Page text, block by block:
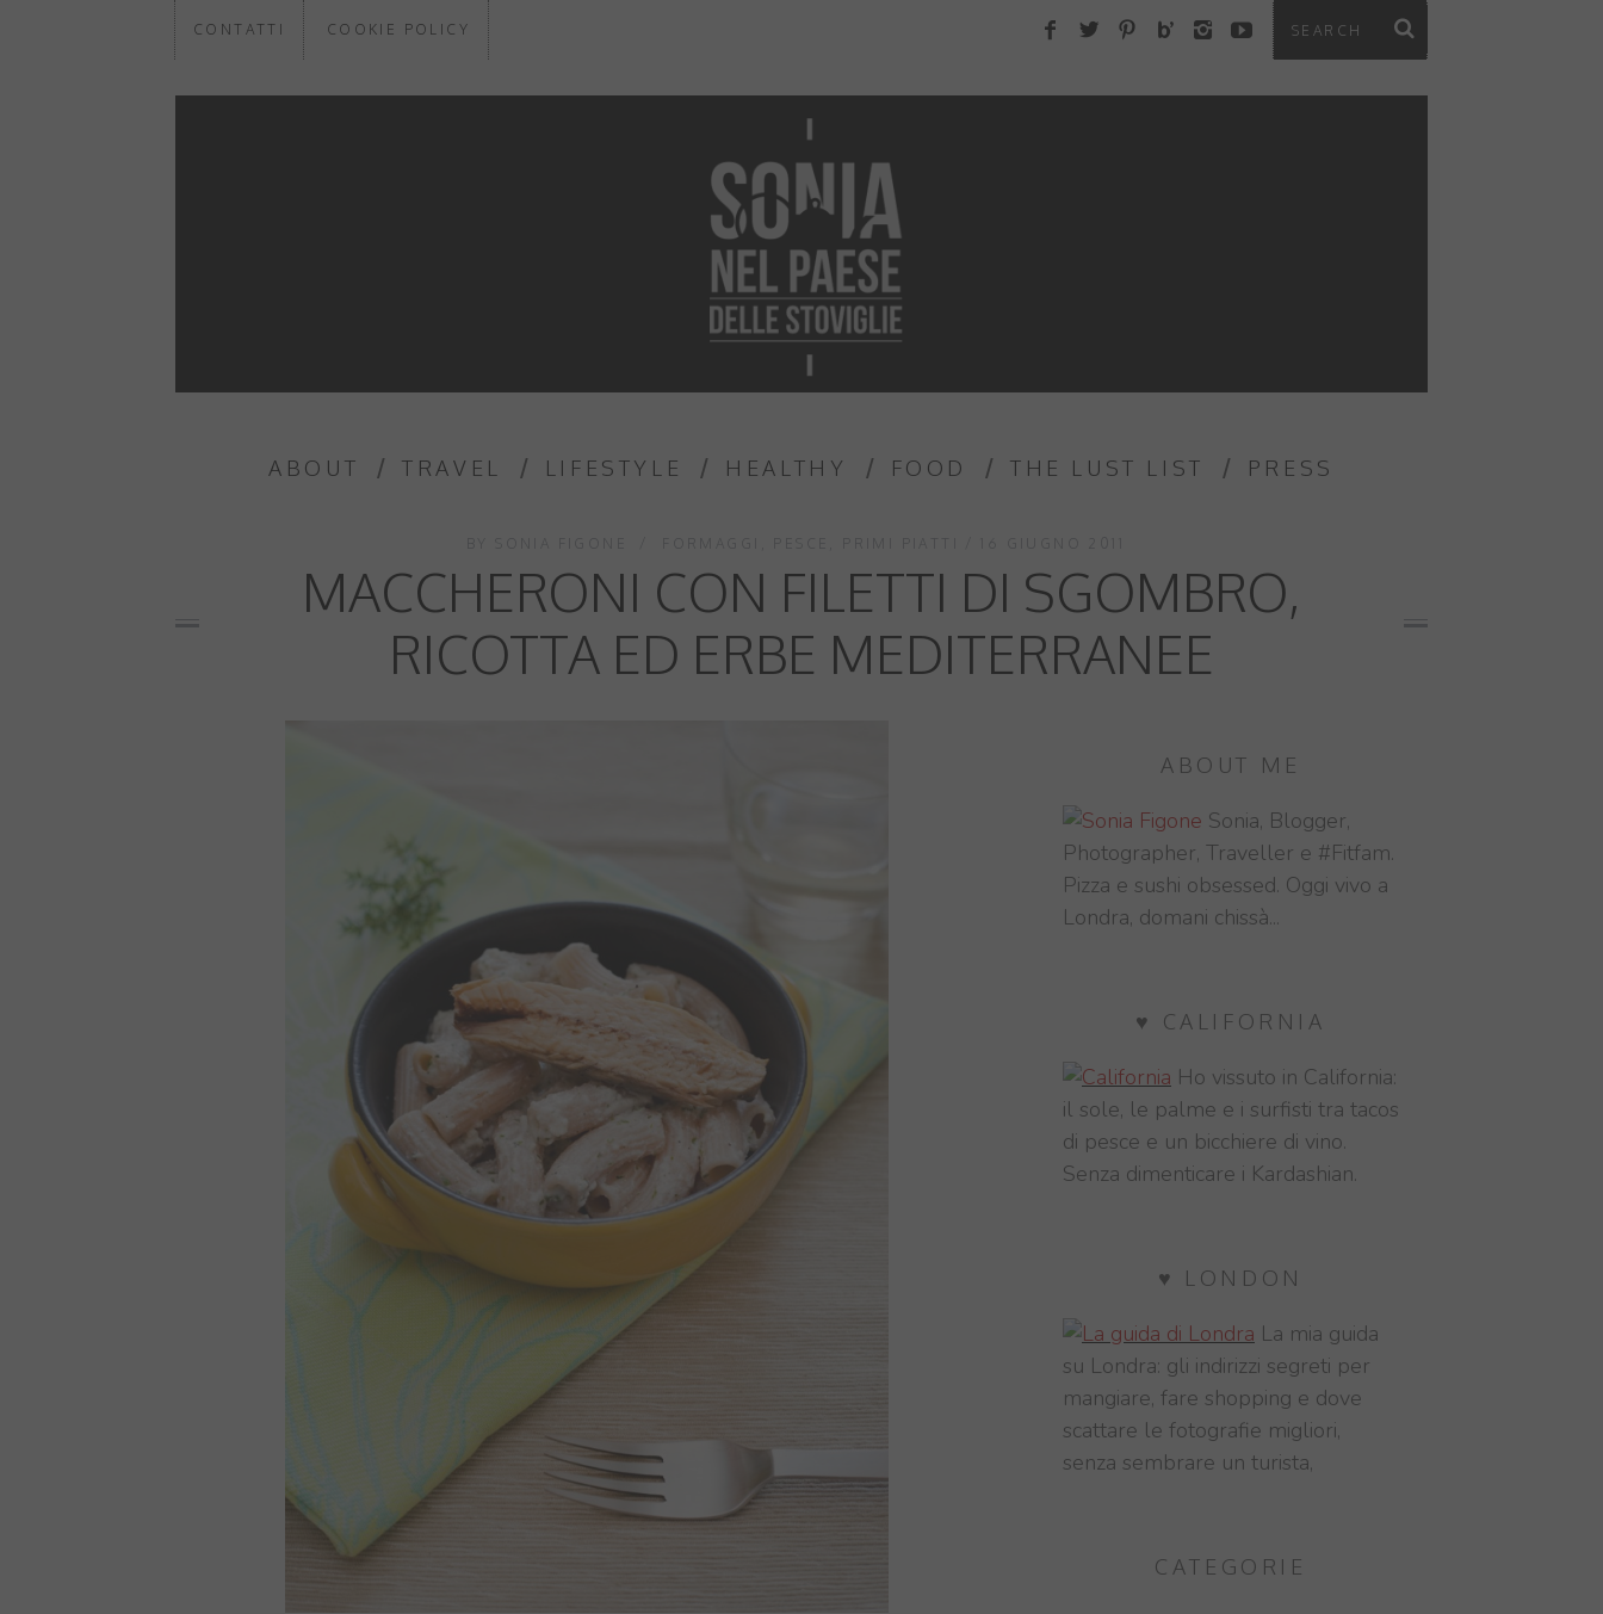
CONTATTI COOKIE POLICY
ABOUT TRAVEL LIFESTYLE HEALTHY FOOD THE LUST LIST PRESS
MACCHERONI CON FILETTI DI SGOMBRO,
RICOTTA ED ERBE MEDITERRANEE
ABOUT ME
Sonia, Blogger,
Photographer, Traveller e #Fitfam.
Pizza e sushi obsessed. Oggi vivo a
Londra, domani chissà...
♥ CALIFORNIA
Ho vissuto in California:
il sole, le palme e i surfisti tra tacos
di pesce e un bicchiere di vino.
Senza dimenticare i Kardashian.
♥ LONDON
La mia guida
su Londra: gli indirizzi segreti per
mangiare, fare shopping e dove
scattare le fotografie migliori,
senza sembrare un turista,
CATEGORIE